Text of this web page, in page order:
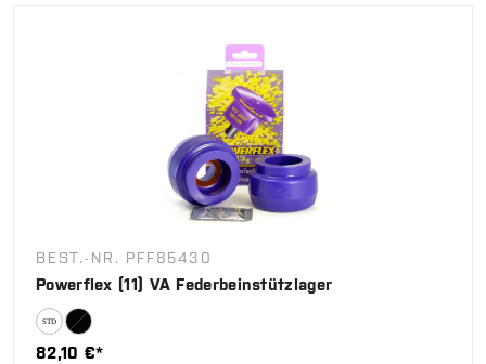
BEST.-NR. PFF85430
Powerflex (11) VA Federbeinstützlager
82,10 €*